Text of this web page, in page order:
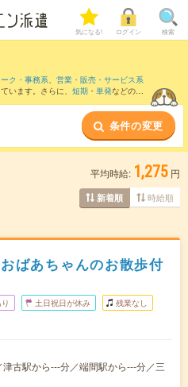
気になる! ログイン 検索
ク・事務系、 営業・販売・サービス系
います。さらに、 短期 ・ 単発などの期
など近隣駅のお仕事
条件の変更
平均時給: 1,275 円
新着順 時給順
ばあちゃんのお散歩付
土日祝日が休み 残業なし
古駅から---分／端間駅から---分／三